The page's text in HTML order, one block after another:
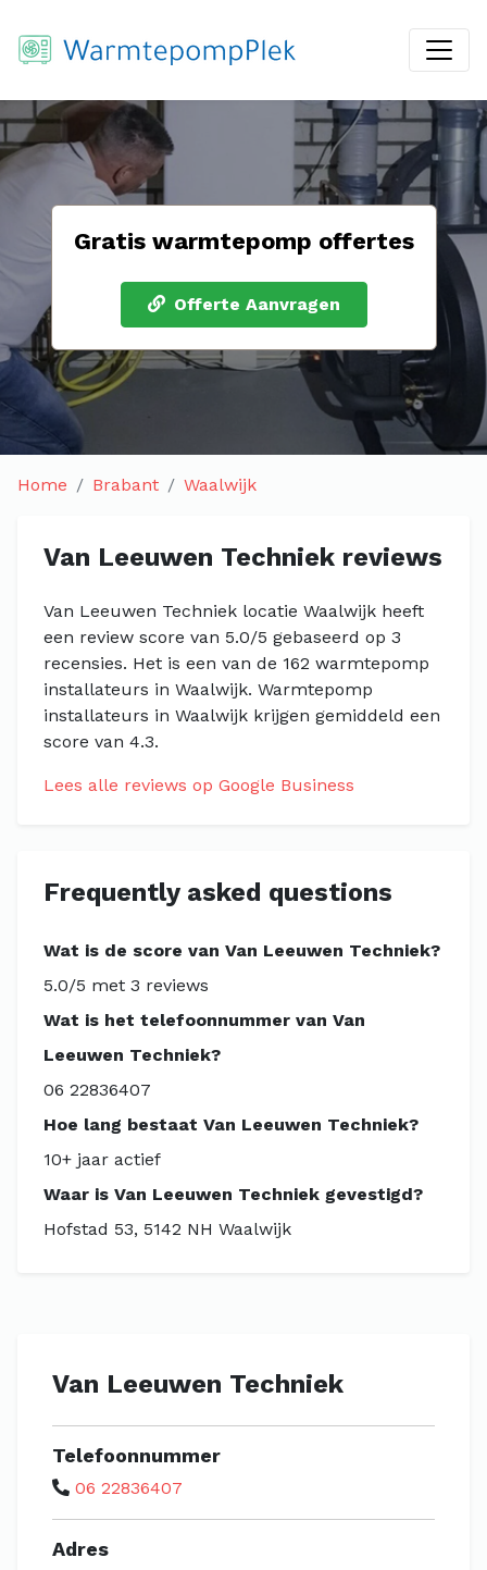
Gratis warmtepomp offertes
Offerte Aanvragen
Home Brabant Waalwijk
Van Leeuwen Techniek reviews
Van Leeuwen Techniek locatie Waalwijk heeft
een review score van 5.0/5 gebaseerd op 3
recensies. Het is een van de 162 warmtepomp
installateurs in Waalwijk. Warmtepomp
installateurs in Waalwijk krijgen gemiddeld een
score van 4.3.
Lees alle reviews op Google Business
Frequently asked questions
Wat is de score van Van Leeuwen Techniek?
5.0/5 met 3 reviews
Wat is het telefoonnummer van Van
Leeuwen Techniek?
06 22836407
Hoe lang bestaat Van Leeuwen Techniek?
10+ jaar actief
Waar is Van Leeuwen Techniek gevestigd?
Hofstad 53, 5142 NH Waalwijk
Van Leeuwen Techniek
Telefoonnummer
06 22836407
Adres